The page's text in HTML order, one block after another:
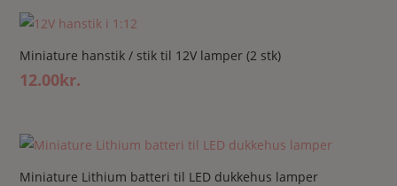
Miniature hanstik / stik til 12V lamper (2 stk)
12.00kr.
Miniature Lithium batteri til LED dukkehus lamper